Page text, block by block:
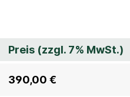
Preis (zzgl. 7% MwSt.)
390,00 €